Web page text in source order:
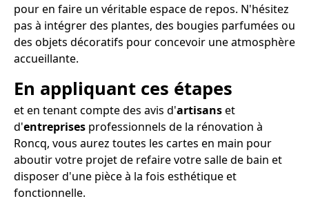
pour en faire un véritable espace de repos. N'hésitez
pas à intégrer des plantes, des bougies parfumées ou
des objets décoratifs pour concevoir une atmosphère
accueillante.
En appliquant ces étapes
et en tenant compte des avis d'artisanset
d'entreprises professionnels de la rénovation à
Roncq, vous aurez toutes les cartes en main pour
aboutir votre projet de refaire votre salle de bain et
disposer d'une pièce à la fois esthétique et
fonctionnelle.